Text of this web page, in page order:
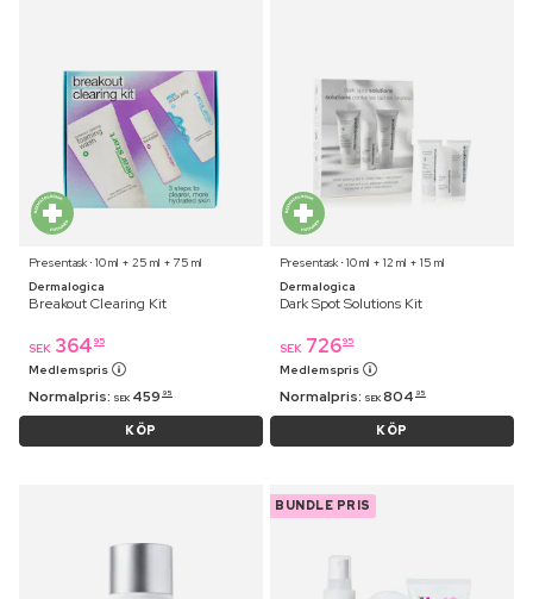
Presentask ⋅ 10 ml + 25 ml + 75 ml
Dermalogica
Breakout Clearing Kit
SEK 364 95
Medlemspris
Normalpris: SEK 459 95
KÖP
Presentask ⋅ 10 ml + 12 ml + 15 ml
Dermalogica
Dark Spot Solutions Kit
SEK 72695
Medlemspris
Normalpris: SEK 804 95
KÖP
BUNDLE PRIS